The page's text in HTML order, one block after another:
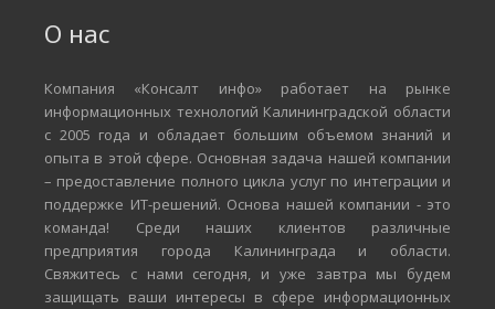
О нас
Компания «Консалт инфо» работает на рынке
информационных технологий Калининградской области
с 2005 года и обладает большим объемом знаний и
опыта в этой сфере. Основная задача нашей компании
– предоставление полного цикла услуг по интеграции и
поддержке ИТ-решений. Основа нашей компании - это
команда! Среди наших клиентов различные
предприятия города Калининграда и области.
Свяжитесь с нами сегодня, и уже завтра мы будем
защищать ваши интересы в сфере информационных